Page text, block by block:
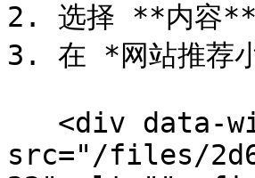
2. 选择 **内容**
3. 在 *网站推荐
src="/files/